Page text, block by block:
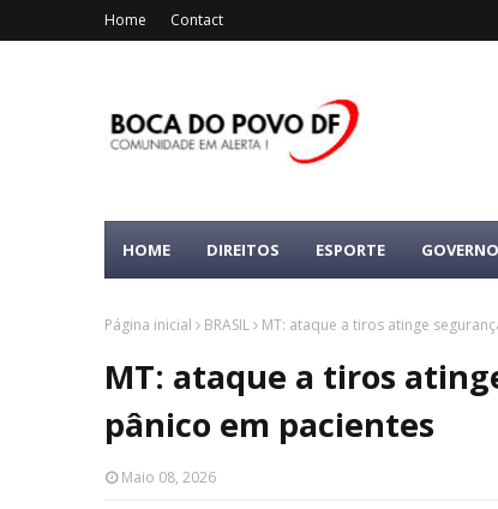
Home Contact
HOME DIREITOS ESPORTE GOVERNO
Página inicial BRASIL MT: ataque a tiros atinge
MT: ataque a tiros
pânico em pacientes
Maio 08, 2026